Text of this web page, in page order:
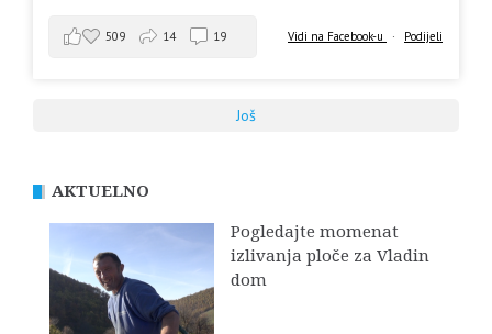
Vidi na Facebook-u · Podijeli
509 14 19
Još
AKTUELNO
Pogledajte momenat
izlivanja ploče za Vladin
dom